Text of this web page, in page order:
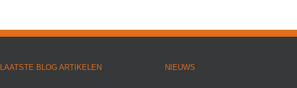
LAATSTE BLOG ARTIKELEN NIEUWS